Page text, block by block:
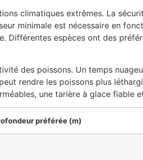
climatiques extrêmes. La
minimale est nécessaire en
Différentes espèces ont des
des poissons. Un temps
rendre les poissons plus
une tarière à glace fiable
préférée (m)